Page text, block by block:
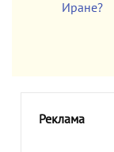
Иране?
Реклама